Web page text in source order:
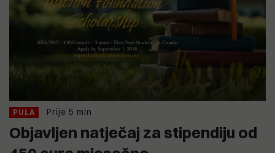
PULA Prije 5 min
Objavljen natječaj za stipendiju od